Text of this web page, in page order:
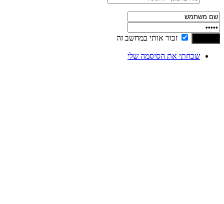
זכור אותי במחשב זה
שכחתי את הסיסמה שלי